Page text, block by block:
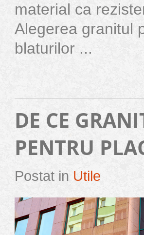
material ca
Alegerea granitul
blaturilor ...
DE CE
PENTRU
Postat in Utile